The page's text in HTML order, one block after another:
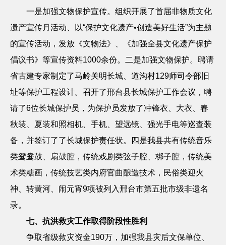
一是加强文物保护宣传。组织开展了首届非物质文化
遗产宣传月活动、以“保护文化遗产•创造美好生活”为主题
的宣传活动，发放《文物法》、《加强全县文化遗产保护
倡议书》等宣传资料1000余份。二是加强文物保护。聘请
省古建专家制定了马岭关明长城、道沟村129师司令部旧
址等保护工程设计。召开了邢台县长城保护工作会议，聘
请了6位长城保护员，为保护员发放了冲锋衣、大衣、春
秋装、夏装和照相机、手机、望远镜、强光手电等巡查装
备，并签订了了长城保护责任状。四是我县共有传统音乐
类鸳鸯鼓、扇鼓腔，传统戏剧类弦子腔、梆子腔，传统美
术类糖画，传统技艺类内府官曲酿造技术，民俗类迎火
神、转黄河、闹元宵9项被列入邢台市第五批市级非遗名
录。
七、抗洪救灾工作取得阶段性胜利
争取省级救灾资金190万，加强我县灾后文保单位、